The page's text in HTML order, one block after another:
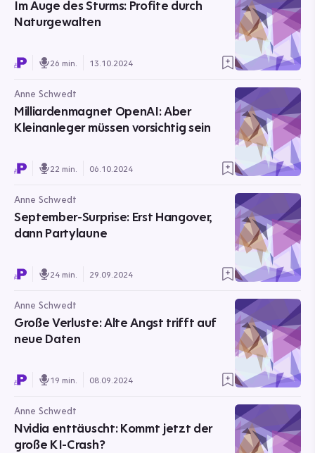
Im Auge des Sturms: Profite durch
Naturgewalten
26 min. 13.10.2024
Anne Schwedt
Milliardenmagnet OpenAI: Aber
Kleinanleger müssen vorsichtig sein
22 min. 06.10.2024
Anne Schwedt
September-Surprise: Erst Hangover,
dann Partylaune
24 min. 29.09.2024
Anne Schwedt
Große Verluste: Alte Angst trifft auf
neue Daten
19 min. 08.09.2024
Anne Schwedt
Nvidia enttäuscht: Kommt jetzt der
große KI-Crash?